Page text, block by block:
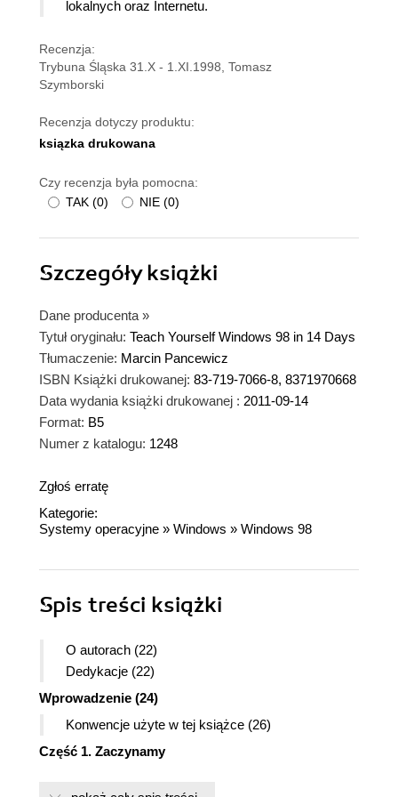
lokalnych oraz Internetu.
Recenzja:
Trybuna Śląska 31.X - 1.XI.1998, Tomasz
Szymborski
Recenzja dotyczy produktu:
ksiązka drukowana
Czy recenzja była pomocna:
TAK (0) NIE (0)
Szczegółyksiążki
Dane producenta »
Tytuł oryginału: Teach Yourself Windows 98 in 14 Days
Tłumaczenie: Marcin Pancewicz
ISBN Książki drukowanej: 83-719-7066-8, 8371970668
Data wydania książki drukowanej : 2011-09-14
Format: B5
Numer z katalogu: 1248
Zgłoś erratę
Kategorie:
Systemy operacyjne » Windows » Windows 98
Spis treści książki
O autorach (22)
Dedykacje (22)
Wprowadzenie (24)
Konwencje użyte w tej książce (26)
Część 1. Zaczynamy